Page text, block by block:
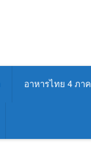
อาหารไทย 4 ภาค